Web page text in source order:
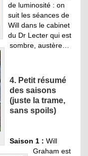
de luminosité : on
suit les séances de
Will dans le cabinet
du Dr Lecter qui est
sombre, austère…
4. Petit résumé
des saisons
(juste la trame,
sans spoils)
Saison 1 : Will
Graham est